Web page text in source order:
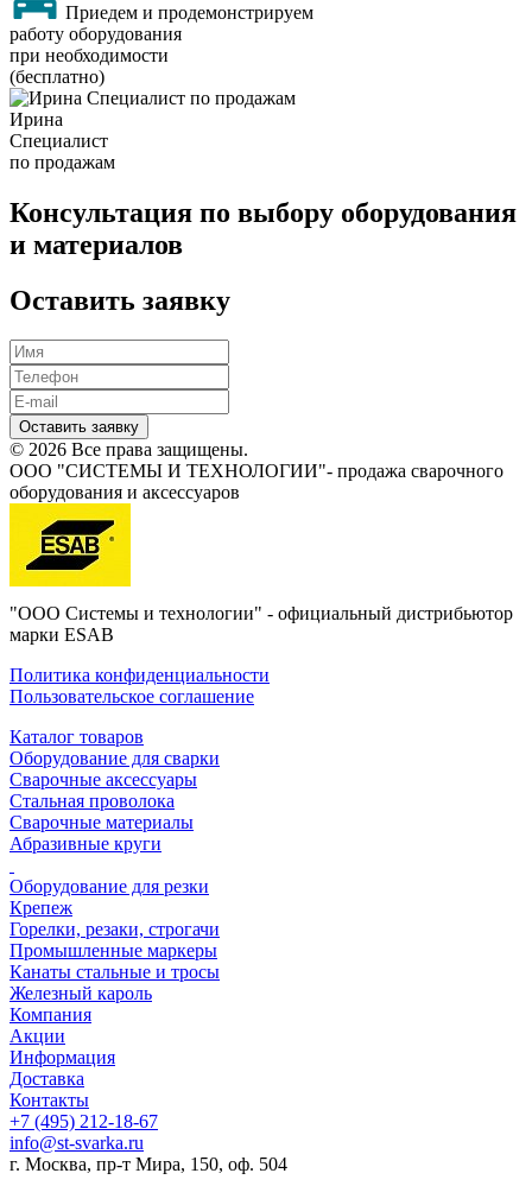
Приедем и продемонстрируем
работу оборудования
при необходимости
(бесплатно)
Ирина
Специалист
по продажам
Консультация по выбору оборудования
и материалов
Оставить заявку
Оставить заявку
© 2026 Все права защищены.
ООО "СИСТЕМЫ И ТЕХНОЛОГИИ"- продажа сварочного
оборудования и аксессуаров
"ООО Системы и технологии" - официальный дистрибьютор
марки ESAB
Политика конфиденциальности
Пользовательское соглашение
Каталог товаров
Оборудование для сварки
Сварочные аксессуары
Стальная проволока
Сварочные материалы
Абразивные круги
Оборудование для резки
Крепеж
Горелки, резаки, строгачи
Промышленные маркеры
Канаты стальные и тросы
Железный кароль
Компания
Акции
Информация
Доставка
Контакты
+7 (495) 212-18-67
info@st-svarka.ru
г. Москва, пр-т Мира, 150, оф. 504